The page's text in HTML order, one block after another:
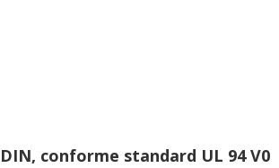
conforme standard UL 94 V0